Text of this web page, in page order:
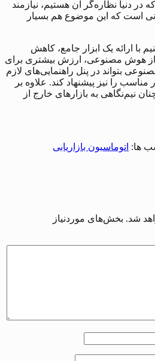
در دنیا نظاره‌گر آن هستیم، نیازمند
است که این موضوع هم بسیار
با ارائه یک ابزار جامع، کاهش
از هوش مصنوعی، ارزش بیشتری برای
بتواند در پنل راهنمایی‌های لازم
مناسب را نیز پیشنهاد کند. علاوه بر
نیم‌نگاهی به بازارهای خارج از
ها: اتوماسیون بازاریابی
شد. بخش‌های موردنیاز